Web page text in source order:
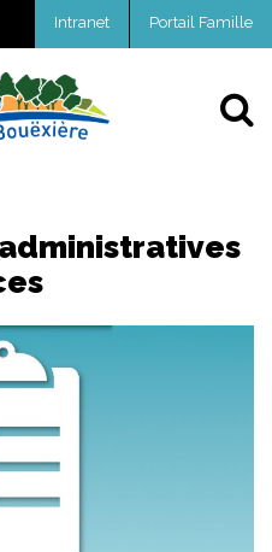
Intranet Portail Famille